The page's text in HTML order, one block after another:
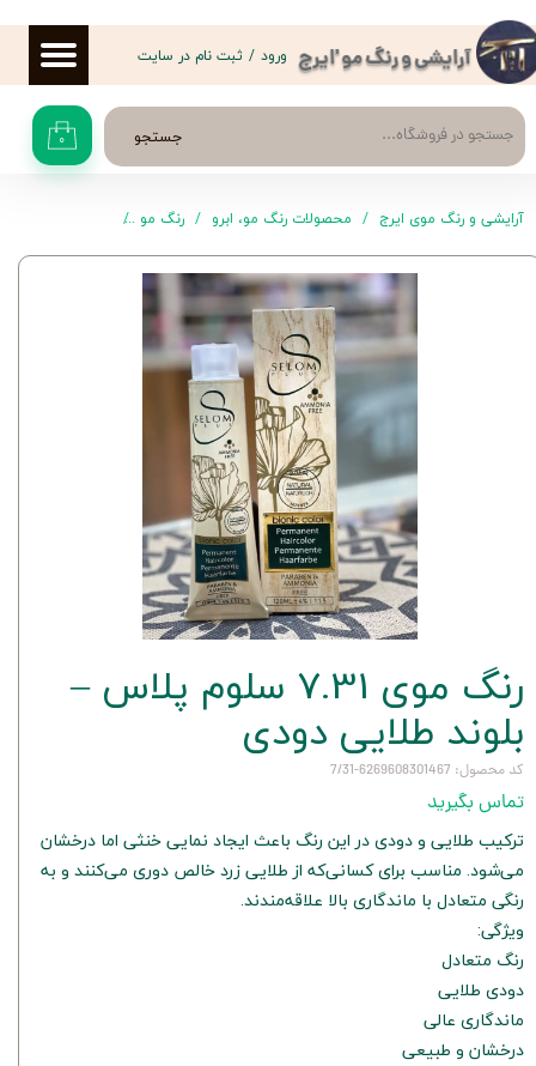
آرایشی و رنگ مو 'ایرج
جستجو ۰
ورود / ثبت نام در سایت
حساب کاربری من
تغییر گذر واژه
سفارشات
خروج از حساب کاربری
آرایشی و رنگ موی ایرج محصولات رنگ مو، ابرو رنگ مو
رنگ موی 7.31 سلوم پلاس –
بلوند طلایی دودی
کد محصول: 6269608301467-7/31
تماس بگیرید
ترکیب طلایی و دودی در این رنگ باعث ایجاد نمایی خنثی اما درخشان
می‌شود. مناسب برای کسانی‌که از طلایی زرد خالص دوری می‌کنند و به
رنگی متعادل با ماندگاری بالا علاقه‌مندند.
ویژگی:
رنگ متعادل
دودی طلایی
ماندگاری عالی
درخشان و طبیعی